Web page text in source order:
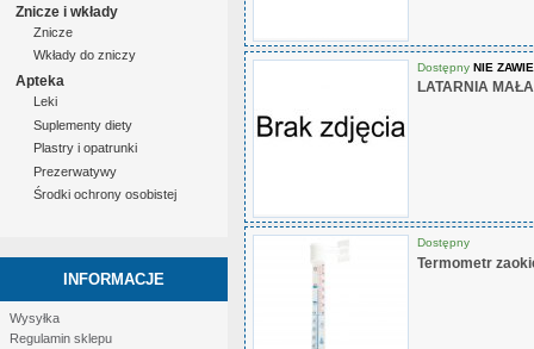
Znicze i wkłady
Znicze
Wkłady do zniczy
Apteka
Leki
Suplementy diety
Plastry i opatrunki
Prezerwatywy
Środki ochrony osobistej
INFORMACJE
Wysyłka
Regulamin sklepu
Dostępny NIE
LATARNIA
Dostępny
Termometr